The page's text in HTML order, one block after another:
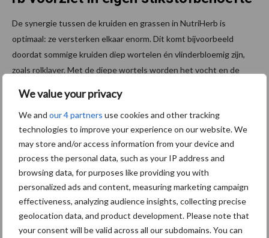
We value your privacy
We and our 4 partners use cookies and other tracking
technologies to improve your experience on our website. We
may store and/or access information from your device and
process the personal data, such as your IP address and
browsing data, for purposes like providing you with
personalized ads and content, measuring marketing campaign
effectiveness, analyzing audience insights, collecting precise
geolocation data, and product development. Please note that
your consent will be valid across all our subdomains. You can
De synergie tussen de kruiden en grassen in NutriHerb is
optimaal: ze versterken elkaar enorm. Dit komt bijvoorbeeld
doordat sommige kruiden diep wortelen én vlinderbloemig zijn,
zoals rolklaver. Met de diepe wortels worden het vocht en de
NutriHerb nog drie andere vlinderbloemigen, waardoor een weide
met NutriHerb in staat is om in zijn eigen stikstofbehoefte te
voorzien. Hiermee verlaag je de kosten van kunstmest en je
draagt je bij aan een duurzame ruwvoerteelt.
Goed bestand tegen droge zomers
Nog een belangrijk punt is dat droge zomers geen vat krijgen op
een NutriHerb-weide. In de afgelopen jaren heeft het
kruidenmengsel laten zien dat het bij droogte zelfs een hogere